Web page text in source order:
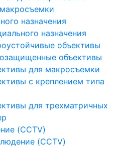
назначения
назначения
объективы
объективы
для макросъемки
с креплением типа
для трехматричных
(CCTV)
(CCTV)